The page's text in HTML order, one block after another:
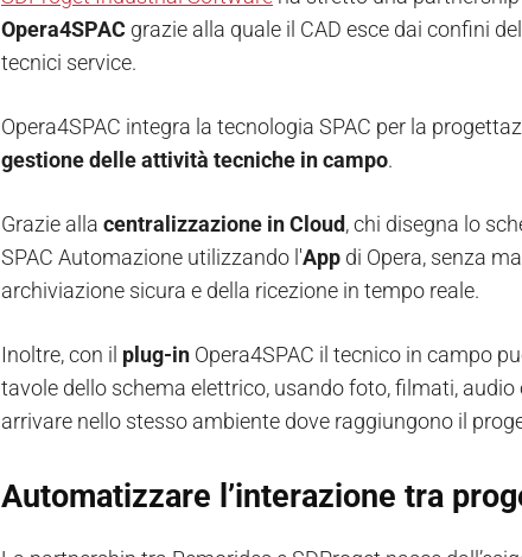
Opera4SPAC grazie alla quale il CAD esce dai confini
tecnici service.
Opera4SPAC integra la tecnologia SPAC per la
gestione delle attività tecniche in campo.
Grazie alla centralizzazione in Cloud, chi disegna lo
SPAC Automazione utilizzando l'App di Opera, senza
archiviazione sicura e della ricezione in tempo reale.
Inoltre, con il plug-in Opera4SPAC il tecnico in campo
tavole dello schema elettrico, usando foto, filmati,
arrivare nello stesso ambiente dove raggiungono il
Automatizzare l’interazione tra